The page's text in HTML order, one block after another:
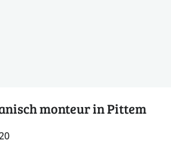
monteur in Pittem